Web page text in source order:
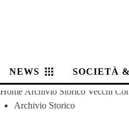
NEWS SOCIETÀ
Home Archivio Storico Vecchi
Archivio Storico